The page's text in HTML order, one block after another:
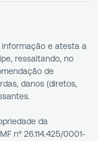
informação e atesta a
ressaltando, no
de
danos (diretos,
da
nº 26.114.425/0001-